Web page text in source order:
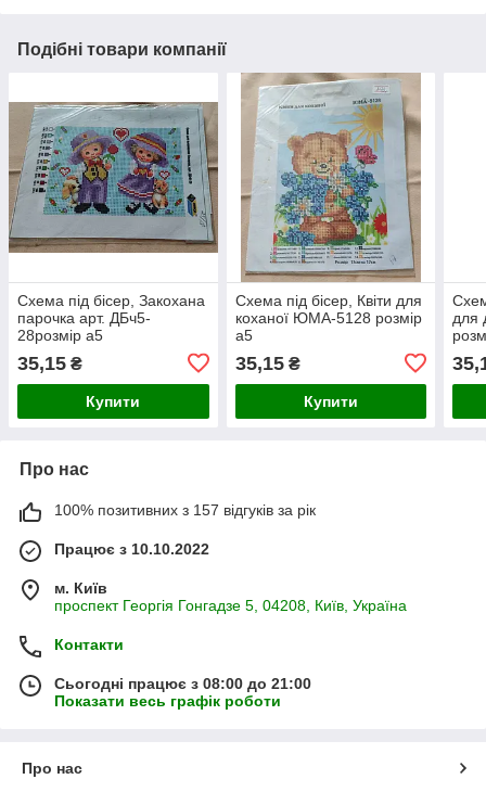
Подібні товари компанії
Схема під бісер, Закохана
парочка арт. ДБч5-
28розмір а5
35,15 ₴
Купити
Схема під бісер, Квіти для
коханої ЮМА-5128 розмір
а5
35,15₴
Купити
для
Про нас
100% позитивних з 157 відгуків за рік
Працює з 10.10.2022
м. Київ
проспект Георгія Гонгадзе 5, 04208, Київ, Україна
Контакти
Сьогодні працює з 08:00 до 21:00
Показати весь графік роботи
Про нас